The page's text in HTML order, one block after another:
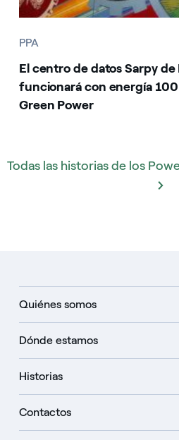
PPA
El centro de datos Sarpy de
funcionará con energía
Green Power
Todas las historias de los
Quiénes somos
Dónde estamos
Historias
Contactos